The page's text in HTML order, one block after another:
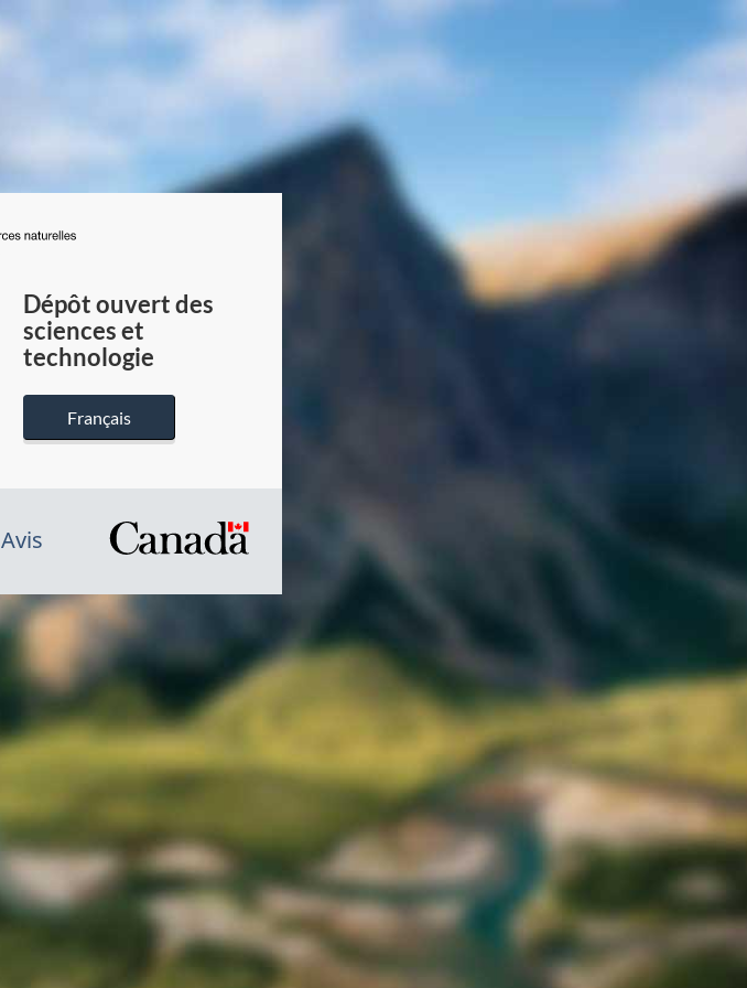
du
Canada
Dépôt ouvert des
sciences et
technologie
Français
Avis
/
gouvernement
du